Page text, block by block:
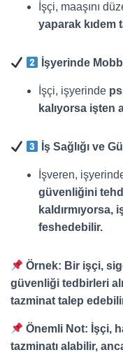
İşçi, maaşını
yaparak kıdem
İşyerinde
İşçi, işyerinde
kalıyorsa işten
İş Sağlığı ve
İşveren,
güvenliğini
kaldırmıyorsa,
feshedebilir.
Örnek: Bir işçi,
güvenliği tedbirleri
tazminat talep
Önemli Not: İşçi,
tazminatı alabilir,